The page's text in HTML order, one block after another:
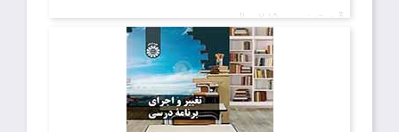
قیمت: ۲٬۱۵۰٬۰۰۰ ریال
: تیر ۱۴۰۴